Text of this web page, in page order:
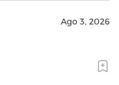
Ago 3, 2026